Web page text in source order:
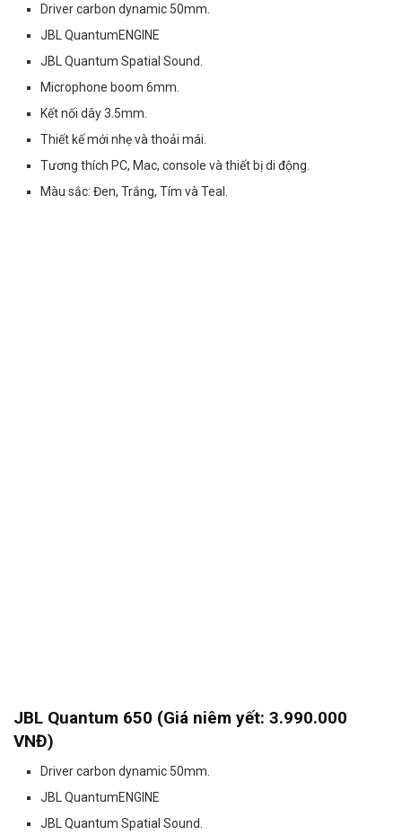
Driver carbon dynamic 50mm.
JBL QuantumENGINE
JBL Quantum Spatial Sound.
Microphone boom 6mm.
Kết nối dây 3.5mm.
Thiết kế mới nhẹ và thoải mái.
Tương thích PC, Mac, console và thiết bị di động.
Màu sắc: Đen, Trắng, Tím và Teal.
JBL Quantum 650 (Giá niêm yết: 3.990.000
VNĐ)
Driver carbon dynamic 50mm.
JBL QuantumENGINE
JBL Quantum Spatial Sound.